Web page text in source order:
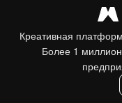
Креативная
Более 1